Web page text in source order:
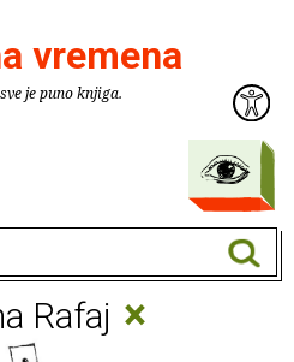
vremena
je puno knjiga.
Rafaj ×